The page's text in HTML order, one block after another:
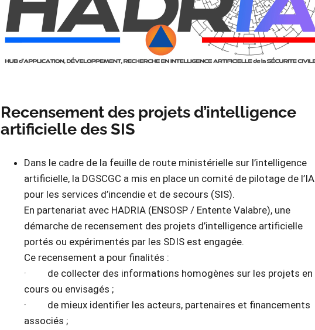
Recensement des projets d’intelligence
artificielle des SIS
Dans le cadre de la feuille de route ministérielle sur l’intelligence
artificielle, la DGSCGC a mis en place un comité de pilotage de l’IA
pour les services d’incendie et de secours (SIS).
En partenariat avec HADRIA (ENSOSP / Entente Valabre), une
démarche de recensement des projets d’intelligence artificielle
portés ou expérimentés par les SDIS est engagée.
Ce recensement a pour finalités :
· de collecter des informations homogènes sur les projets en
cours ou envisagés ;
· de mieux identifier les acteurs, partenaires et financements
associés ;